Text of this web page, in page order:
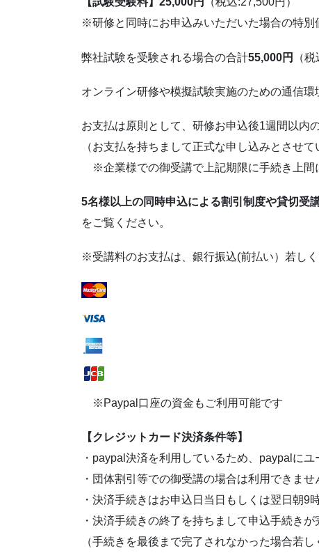
※研修と同時にお申込みいただいた場合の特別
弊社試験を受験される場合の合計55,000円 （
オンライン研修や模擬試験実施のための通信環
お支払は原則として、研修お申込後1週間以内
（お支払を持ちまして正式な申し込みとさせて
※企業様での御受講で上記期限に手続き上間
5名様以上の同時申込による割引制度や貸切受
をご覧ください。
※受講料のお支払は、銀行振込(前払い）若し
※Paypal口座の資金もご利用可能です
【クレジットカード決済条件等】
・paypal決済を利用しているため、paypalにユ
・団体割引等での御受講の場合は利用できませ
・決済手続きはお申込日当日もしくは翌日朝9
・決済手続きの終了を持ちまして申込手続き
（手続きを最後まで完了されなかった場合若